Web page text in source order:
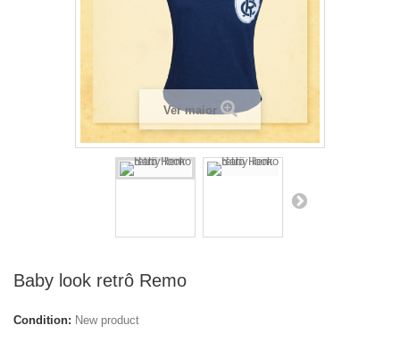
Ver maior
Baby look retrô Remo
Condition: New product